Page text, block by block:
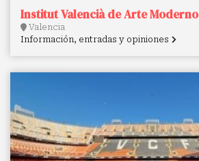
Institut Valencià de Arte Moderno
Valencia
Información, entradas y opiniones